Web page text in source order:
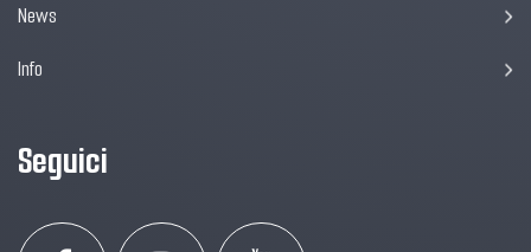
News
Info
Seguici